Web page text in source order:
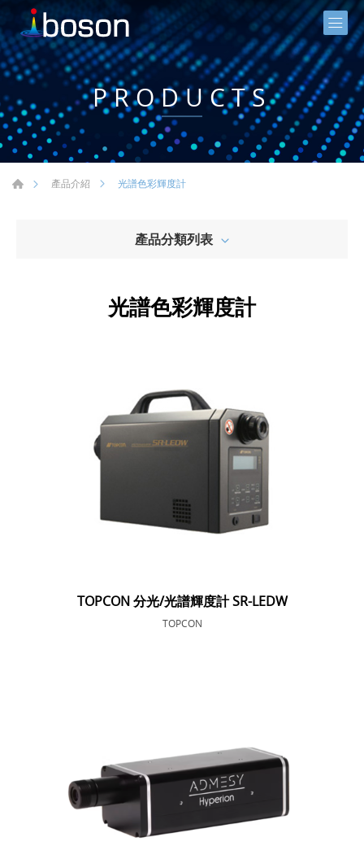
PRODUCTS
產品介紹 光譜色彩輝度計
產品分類列表
光譜色彩輝度計
TOPCON 分光/光譜輝度計 SR-LEDW
TOPCON